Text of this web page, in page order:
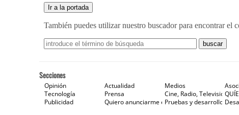
También puedes utilizar nuestro buscador para encontrar el
Secciones
Opinión Actualidad Medios
Tecnología
Prensa Cine, Radio, Televisión e
Publicidad
Quiero anunciarme en Gaceta de Prensa
Pruebas y desarrollos